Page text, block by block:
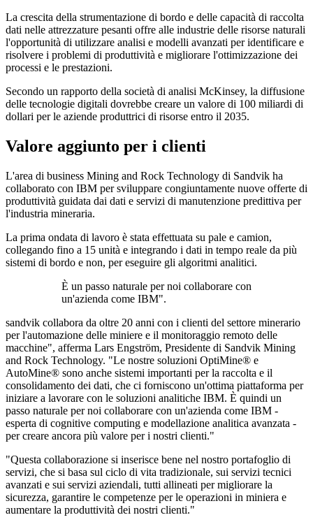
La crescita della strumentazione di bordo e delle capacità di raccolta
dati nelle attrezzature pesanti offre alle industrie delle risorse naturali
l'opportunità di utilizzare analisi e modelli avanzati per identificare e
risolvere i problemi di produttività e migliorare l'ottimizzazione dei
processi e le prestazioni.
Secondo un rapporto della società di analisi McKinsey, la diffusione
delle tecnologie digitali dovrebbe creare un valore di 100 miliardi di
dollari per le aziende produttrici di risorse entro il 2035.
Valore aggiunto per i clienti
L'area di business Mining and Rock Technology di Sandvik ha
collaborato con IBM per sviluppare congiuntamente nuove offerte di
produttività guidata dai dati e servizi di manutenzione predittiva per
l'industria mineraria.
La prima ondata di lavoro è stata effettuata su pale e camion,
collegando fino a 15 unità e integrando i dati in tempo reale da più
sistemi di bordo e non, per eseguire gli algoritmi analitici.
È un passo naturale per noi collaborare con
un'azienda come IBM".
sandvik collabora da oltre 20 anni con i clienti del settore minerario
per l'automazione delle miniere e il monitoraggio remoto delle
macchine", afferma Lars Engström, Presidente di Sandvik Mining
and Rock Technology. "Le nostre soluzioni OptiMine® e
AutoMine® sono anche sistemi importanti per la raccolta e il
consolidamento dei dati, che ci forniscono un'ottima piattaforma per
iniziare a lavorare con le soluzioni analitiche IBM. È quindi un
passo naturale per noi collaborare con un'azienda come IBM -
esperta di cognitive computing e modellazione analitica avanzata -
per creare ancora più valore per i nostri clienti."
"Questa collaborazione si inserisce bene nel nostro portafoglio di
servizi, che si basa sul ciclo di vita tradizionale, sui servizi tecnici
avanzati e sui servizi aziendali, tutti allineati per migliorare la
sicurezza, garantire le competenze per le operazioni in miniera e
aumentare la produttività dei nostri clienti."